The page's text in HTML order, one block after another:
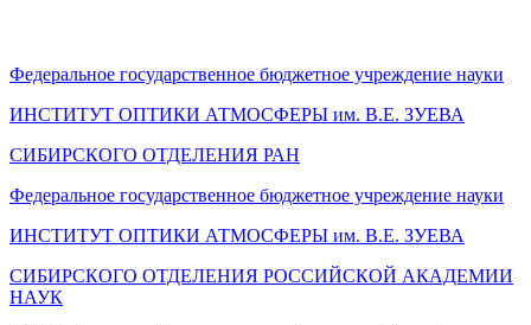
Федеральное государственное бюджетное учреждение науки
ИНСТИТУТ ОПТИКИ АТМОСФЕРЫ им. В.Е. ЗУЕВА
СИБИРСКОГО ОТДЕЛЕНИЯ РАН
Федеральное государственное бюджетное учреждение науки
ИНСТИТУТ ОПТИКИ АТМОСФЕРЫ им. В.Е. ЗУЕВА
СИБИРСКОГО ОТДЕЛЕНИЯ РОССИЙСКОЙ АКАДЕМИИ
НАУК